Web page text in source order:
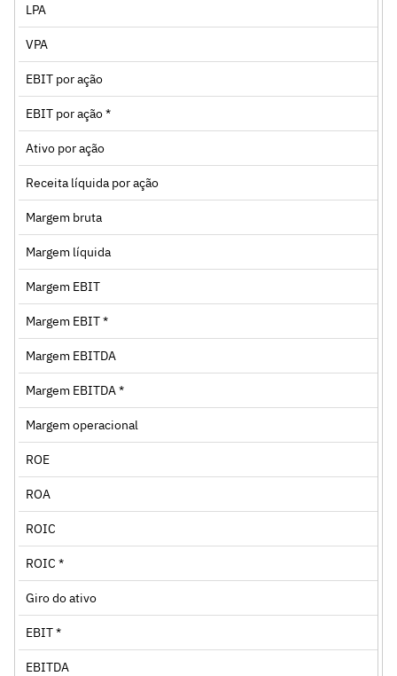
LPA
VPA
EBIT por ação
EBIT por ação *
Ativo por ação
Receita líquida por ação
Margem bruta
Margem líquida
Margem EBIT
Margem EBIT *
Margem EBITDA
Margem EBITDA *
Margem operacional
ROE
ROA
ROIC
ROIC *
Giro do ativo
EBIT *
EBITDA